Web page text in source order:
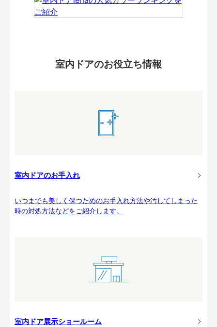
室内ドアのお役立ち情報
室内ドアのお手入れ
いつまでも美しく保つためのお手入れ方法や汚してしまった
時の対処方法などをご紹介します。
室内ドア展示ショールーム